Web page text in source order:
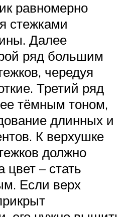
равномерно
стежками
Далее
ряд большим
чередуя
Третий ряд
тёмным тоном,
длинных и
К верхушке
должно
– стать
Если верх